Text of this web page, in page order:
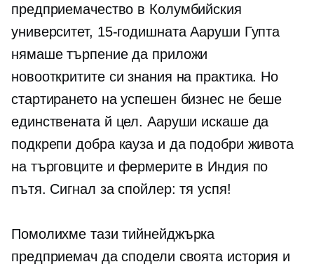
предприемачество в Колумбийския
университет, 15-годишната Ааруши Гупта
нямаше търпение да приложи
новооткритите си знания на практика. Но
стартирането на успешен бизнес не беше
единствената й цел. Ааруши искаше да
подкрепи добра кауза и да подобри живота
на търговците и фермерите в Индия по
пътя. Сигнал за спойлер: тя успя!
Помолихме тази тийнейджърка
предприемач да сподели своята история и